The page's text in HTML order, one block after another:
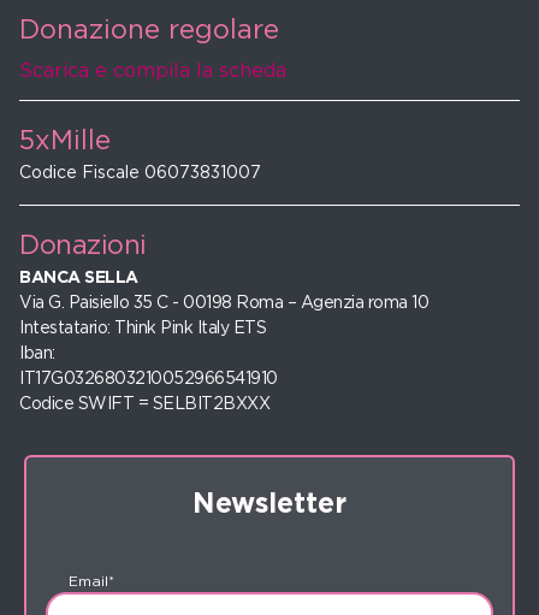
Donazione regolare
Scarica e compila la scheda
5xMille
Codice Fiscale 06073831007
Donazioni
BANCA SELLA
Via G. Paisiello 35 C - 00198 Roma – Agenzia roma 10
Intestatario: Think Pink Italy ETS
Iban:
IT17G0326803210052966541910
Codice SWIFT = SELBIT2BXXX
Newsletter
Email*